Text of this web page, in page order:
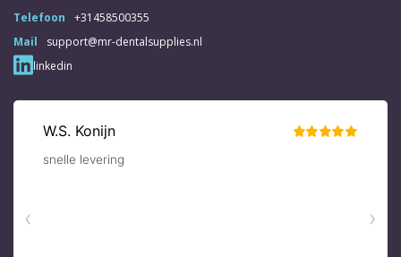
Telefoon
+31458500355
Mail
support@mr-dentalsupplies.nl
linkedin